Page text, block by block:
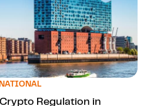
Regulation in Germany
Regulation in